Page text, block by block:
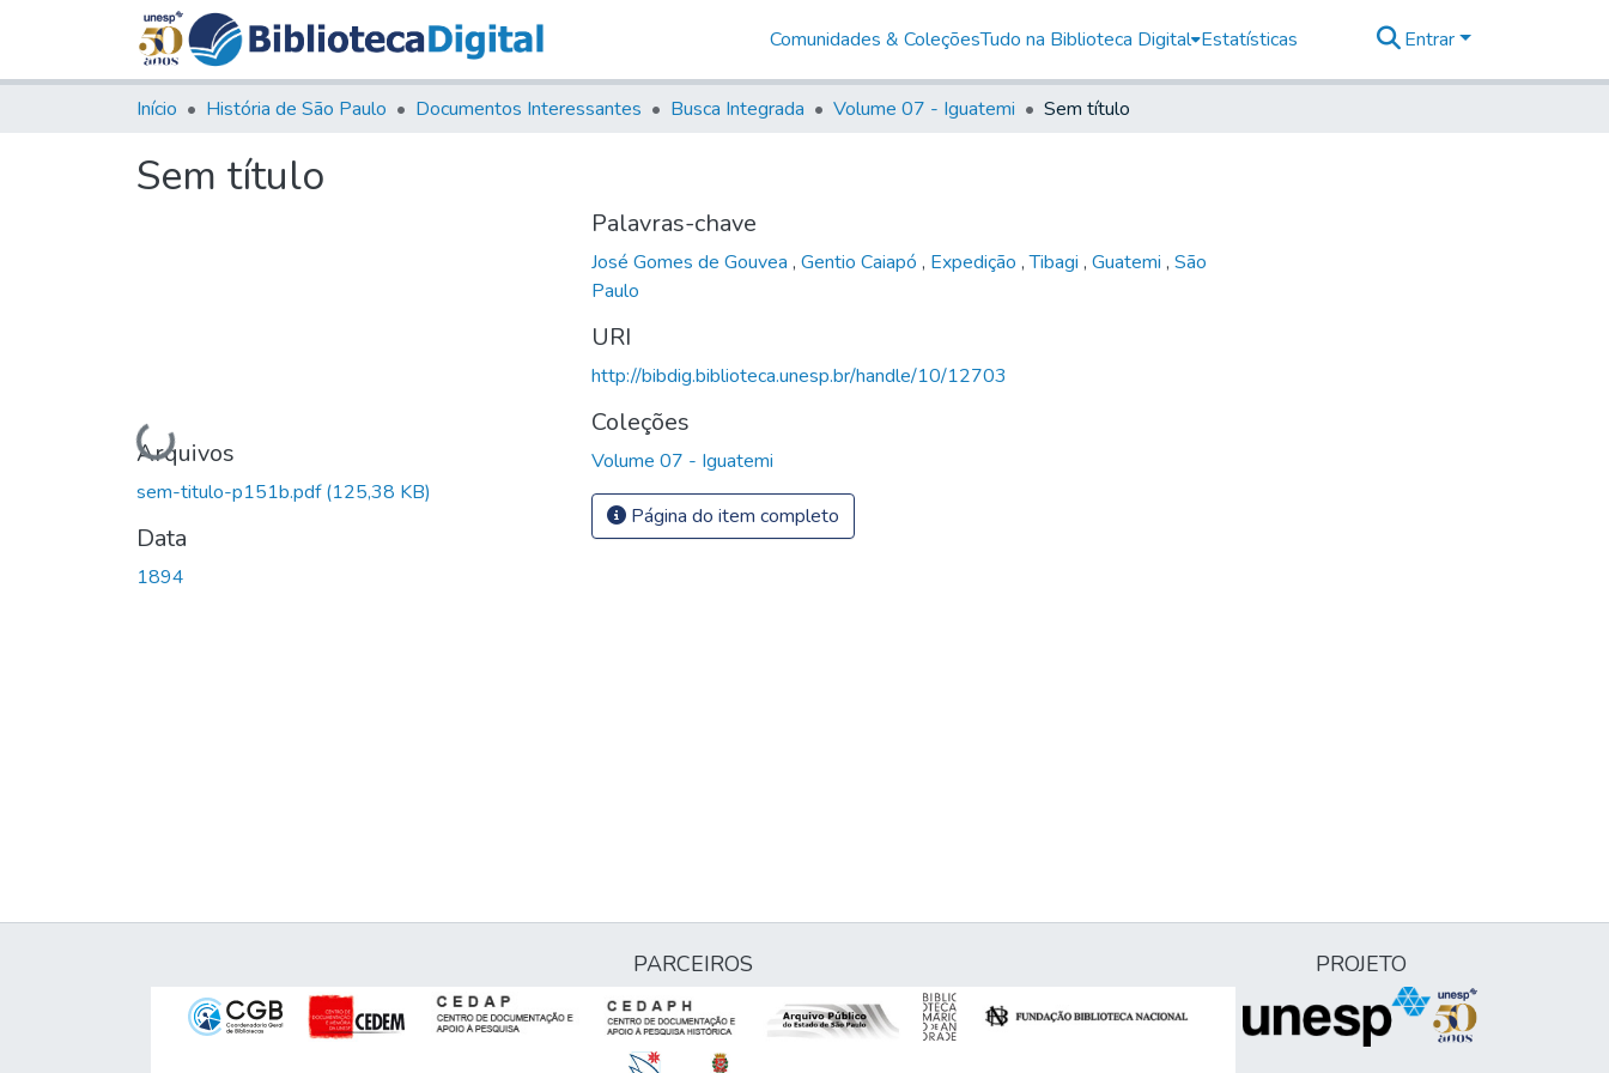
Comunidades & ColeçõesTudo na Biblioteca Digital Estatísticas Entrar
Início História de São Paulo Documentos Interessantes Busca Integrada Volume 07 - Iguatemi Sem título
Sem título
Carregando...
Arquivos
sem-titulo-p151b.pdf(125,38 KB)
Data
1894
Palavras-chave
José Gomes de Gouvea , Gentio Caiapó , Expedição ,Tibagi , Guatemi , São
Paulo
URI
http://bibdig.biblioteca.unesp.br/handle/10/12703
Coleções
Volume 07 - Iguatemi
Página do item completo
PARCEIROS PROJETO